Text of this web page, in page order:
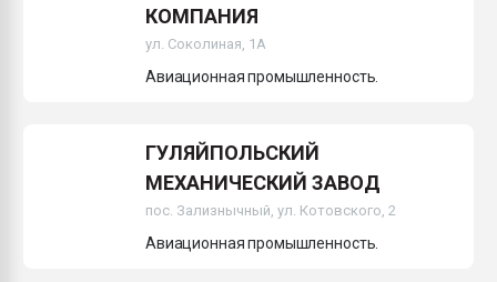
КОМПАНИЯ
ул. Соколиная, 1А
Авиационная промышленность.
ГУЛЯЙПОЛЬСКИЙ
МЕХАНИЧЕСКИЙ ЗАВОД
пос. Зализнычный, ул. Котовского, 2
Авиационная промышленность.